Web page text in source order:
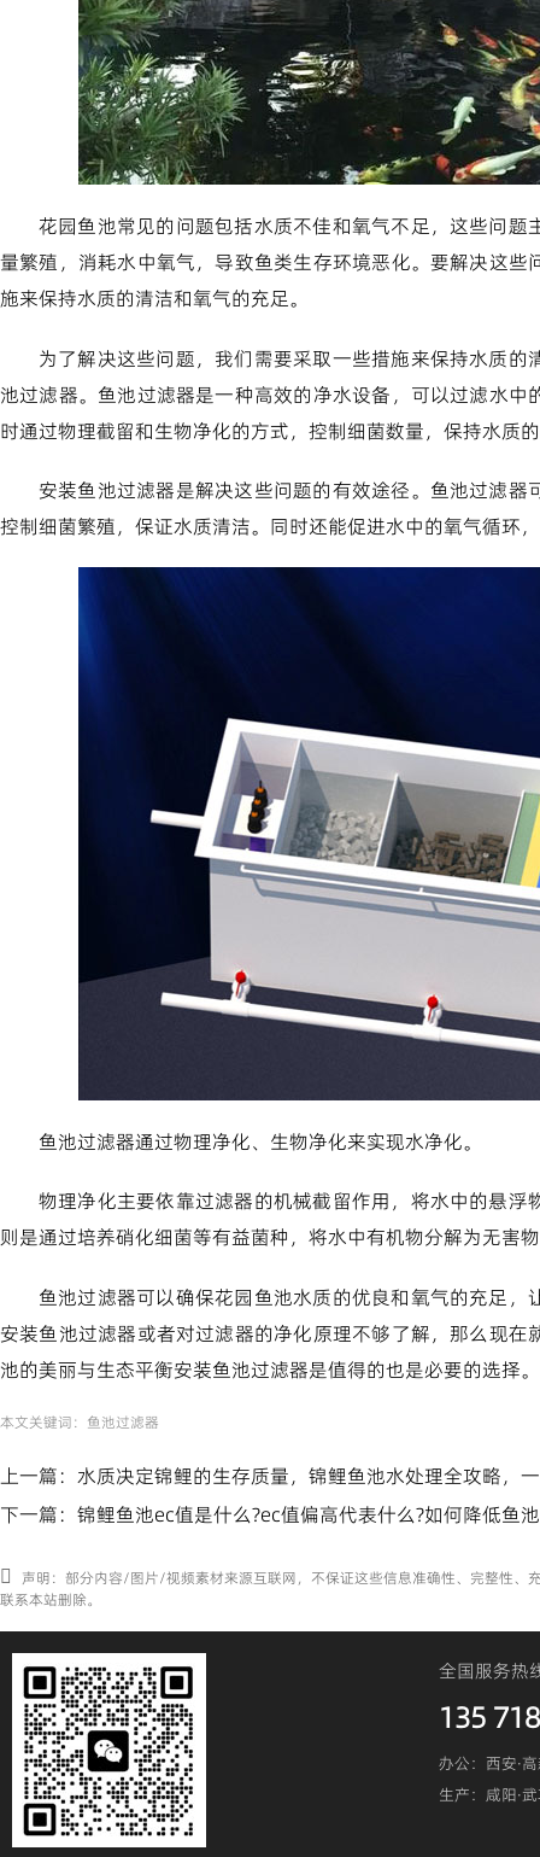
花园鱼池常见的问题包括水质不佳和氧气不足，这些问
量繁殖，消耗水中氧气，导致鱼类生存环境恶化。要解决这
施来保持水质的清洁和氧气的充足。
为了解决这些问题，我们需要采取一些措施来保持水质
池过滤器。鱼池过滤器是一种高效的净水设备，可以过滤水
时通过物理截留和生物净化的方式，控制细菌数量，保持水质
安装鱼池过滤器是解决这些问题的有效途径。鱼池过滤
控制细菌繁殖，保证水质清洁。同时还能促进水中的氧气循环
鱼池过滤器通过物理净化、生物净化来实现水净化。
物理净化主要依靠过滤器的机械截留作用，将水中的悬
则是通过培养硝化细菌等有益菌种，将水中有机物分解为无害
鱼池过滤器可以确保花园鱼池水质的优良和氧气的充足
安装鱼池过滤器或者对过滤器的净化原理不够了解，那么现
池的美丽与生态平衡安装鱼池过滤器是值得的也是必要的选择。
本文关键词： 鱼池过滤器
上一篇： 水质决定锦鲤的生存质量，锦鲤鱼池水处理全攻略，
下一篇： 锦鲤鱼池ec值是什么?ec值偏高代表什么?如何降低鱼
声明：部分内容/图片/视频素材来源互联网，不保证这些信息准确性、完整性、
联系本站删除。
全国服务热
135
办公：西安·
生产：咸阳·